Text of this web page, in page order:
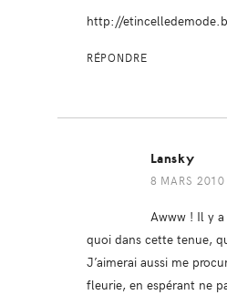
http://
RÉPONDRE
Lansky
8 MARS
Awww ! Il y
quoi dans cette tenue,
J’aimerai aussi me
fleurie, en espérant ne